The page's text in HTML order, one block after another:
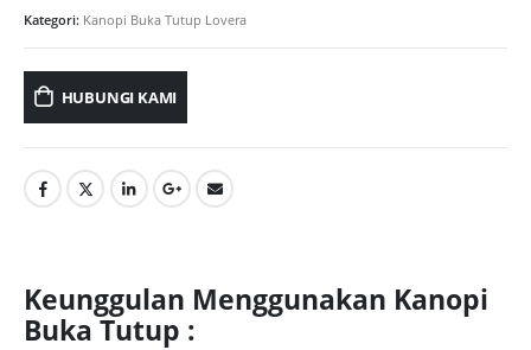
Kategori: Kanopi Buka Tutup Lovera
HUBUNGI KAMI
Keunggulan Menggunakan Kanopi
Buka Tutup :